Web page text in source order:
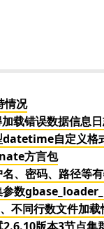
情况
载错误数据信息
datetime自定义格
方言包
、密码、路径等
参数
不同行数文件加